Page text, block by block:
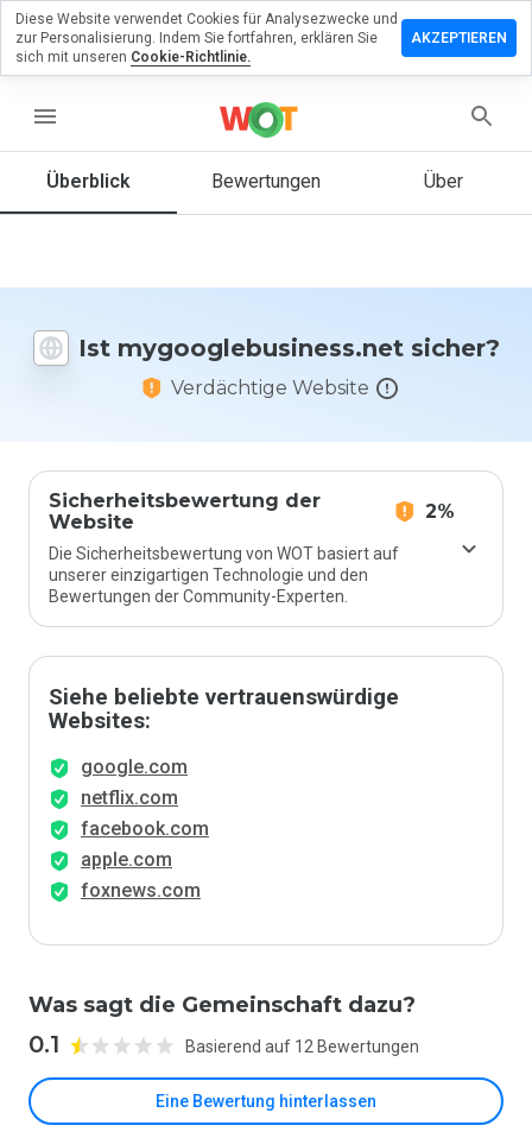
menu
Überblick Bewertungen Über
Ist mygooglebusiness.net sicher?
Verdächtige Website
Sicherheitsbewertung der
Website
2%
Die Sicherheitsbewertung von WOT basiert auf
unserer einzigartigen Technologie und den
Bewertungen der Community-Experten.
Siehe beliebte vertrauenswürdige
Websites:
google.com
netflix.com
facebook.com
apple.com
foxnews.com
Was sagt die Gemeinschaft dazu?
0.1 Basierend auf 12 Bewertungen
Eine Bewertung hinterlassen
Sie eine
zu
Wie
Website
Skala von
1 bis 5
bewerten?
Diese Website verwendet Cookies für Analysezwecke und
zur Personalisierung. Indem Sie fortfahren, erklären Sie
sich mit unseren Cookie-Richtlinie.
AKZEPTIEREN